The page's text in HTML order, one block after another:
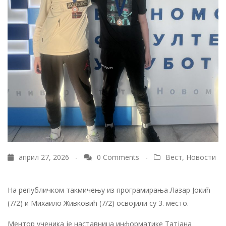
април 27, 2026 - 0 Comments - Вест, Новости
На републичком такмичењу из програмирања Лазар Јокић
(7/2) и Михаило Живковић (7/2) освојили су 3. место.
Ментор ученика је наставница информатике Татјана